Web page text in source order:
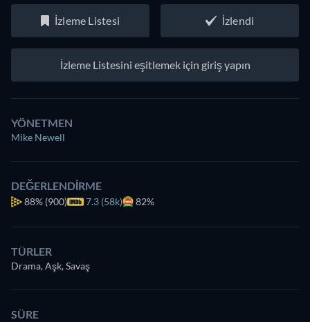
İzleme Listesi İzlendi
İzleme Listesini eşitlemek için giriş yapın
YÖNETMEN
Mike Newell
DEĞERLENDIRME
88% (900) 7.3 (58k) 82%
TÜRLER
Drama, Aşk, Savaş
SÜRE